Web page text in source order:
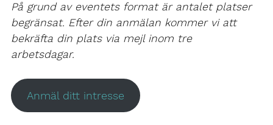
På grund av eventets format är antalet platser
begränsat. Efter din anmälan kommer vi att
bekräfta din plats via mejl inom tre
arbetsdagar.
Anmäl ditt intresse